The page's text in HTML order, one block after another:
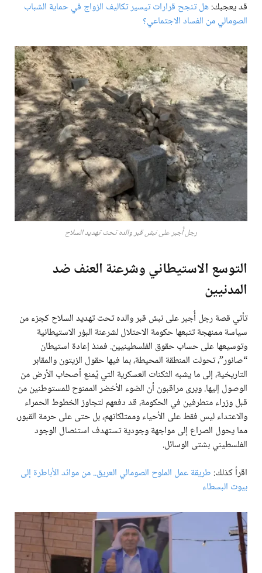
قد يعجبك:هل تنجح قرارات تيسير تكاليف الزواج في حماية الشباب
الصومالي من الفساد الاجتماعي؟
رجل أُجبر على نبش قبر والده تحت تهديد السلاح
التوسع الاستيطاني وشرعنة العنف ضد
المدنيين
تأتي قصة رجل أُجبر على نبش قبر والده تحت تهديد السلاح كجزء من
سياسة ممنهجة تتبعها حكومة الاحتلال لشرعنة البؤر الاستيطانية
وتوسيعها على حساب حقوق الفلسطينيين. فمنذ إعادة استيطان
“صانور”، تحولت المنطقة المحيطة، بما فيها حقول الزيتون والمقابر
التاريخية، إلى ما يشبه الثكنات العسكرية التي يُمنع أصحاب الأرض من
الوصول إليها. ويرى مراقبون أن الضوء الأخضر الممنوح للمستوطنين من
قبل وزراء متطرفين في الحكومة، قد دفعهم لتجاوز الخطوط الحمراء
والاعتداء ليس فقط على الأحياء وممتلكاتهم، بل حتى على حرمة القبور،
مما يحول الصراع إلى مواجهة وجودية تستهدف استئصال الوجود
الفلسطيني بشتى الوسائل.
اقرأ كذلك: طريقة عمل الملوح الصومالي العريق.. من موائد الأباطرة إلى
بيوت البسطاء